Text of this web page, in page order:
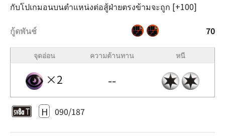
กับโปเกมอนบนตำแหน่งต่อสู้ฝ่ายตรงข้ามจะถูก [+100]
กู้ดพันช์
70
จุดอ่อน ความต้านทาน หนี
×2 --
H 090/187